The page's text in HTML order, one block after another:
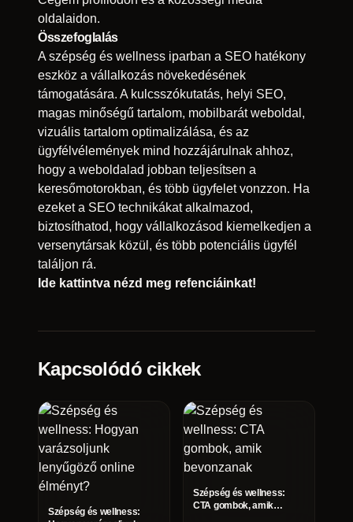
oldalaidon.
Összefoglalás
A szépség és wellness iparban a SEO hatékony
eszköz a vállalkozás növekedésének
támogatására. A kulcsszókutatás, helyi SEO,
magas minőségű tartalom, mobilbarát weboldal,
vizuális tartalom optimalizálása, és az
ügyfélvélemények mind hozzájárulnak ahhoz,
hogy a weboldalad jobban teljesítsen a
keresőmotorokban, és több ügyfelet vonzzon. Ha
ezeket a SEO technikákat alkalmazod,
biztosíthatod, hogy vállalkozásod kiemelkedjen a
versenytársak közül, és több potenciális ügyfél
találjon rá.
Ide kattintva nézd meg refenciáinkat!
Kapcsolódó cikkek
Szépség és wellness:
Szépség és wellness:
CTA gombok, amik